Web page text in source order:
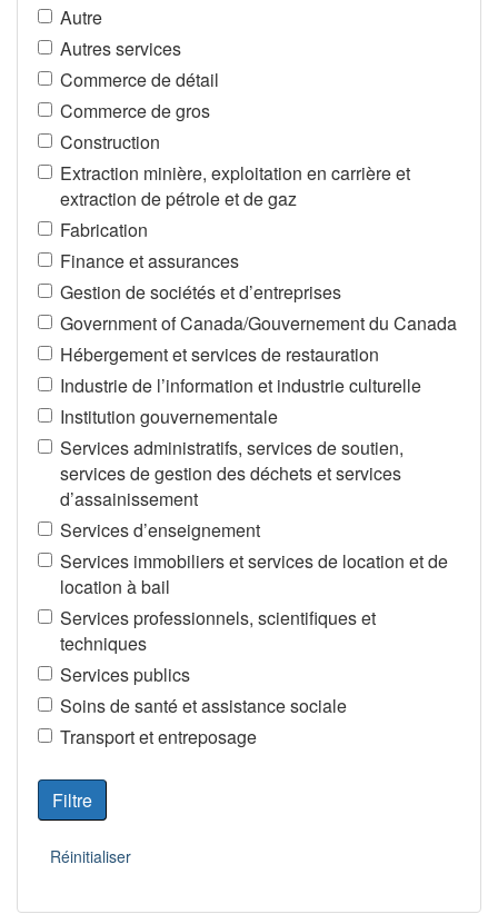
Autre
Autres services
Commerce de détail
Commerce de gros
Construction
Extraction minière, exploitation en carrière et
extraction de pétrole et de gaz
Fabrication
Finance et assurances
Gestion de sociétés et d’entreprises
Government of Canada/Gouvernement du Canada
Hébergement et services de restauration
Industrie de l’information et industrie culturelle
Institution gouvernementale
Services administratifs, services de soutien,
services de gestion des déchets et services
d’assainissement
Services d’enseignement
Services immobiliers et services de location et de
location à bail
Services professionnels, scientifiques et
techniques
Services publics
Soins de santé et assistance sociale
Transport et entreposage